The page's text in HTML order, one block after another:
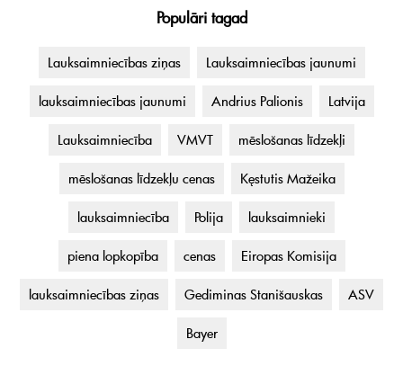
Populāri tagad
Lauksaimniecības ziņas Lauksaimniecības jaunumi
lauksaimniecības jaunumi Andrius Palionis Latvija
Lauksaimniecība VMVT mēslošanas līdzekļi
mēslošanas līdzekļu cenas Kęstutis Mažeika
lauksaimniecība Polija lauksaimnieki
piena lopkopība cenas Eiropas Komisija
lauksaimniecības ziņas Gediminas Stanišauskas ASV
Bayer